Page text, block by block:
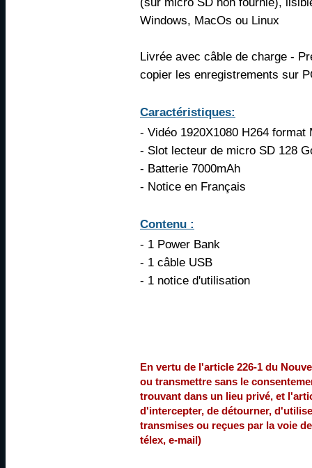
Windows, MacOs ou Linux
Livrée avec câble de charge -
copier les enregistrements sur
Caractéristiques:
- Vidéo 1920X1080 H264 format
- Slot lecteur de micro SD 128
- Batterie 7000mAh
- Notice en Français
Contenu :
- 1 Power Bank
- 1 câble USB
- 1 notice d'utilisation
En vertu de l'article 226-1 du
ou transmettre sans le
trouvant dans un lieu privé, et
d'intercepter, de détourner,
transmises ou reçues par la voie
télex, e-mail)